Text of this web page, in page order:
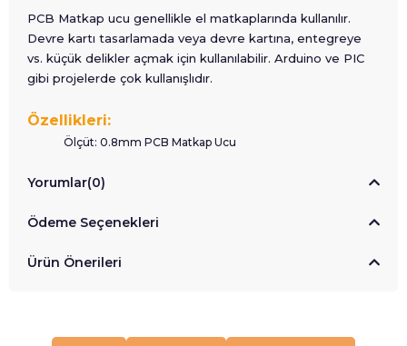
PCB Matkap ucu genellikle el matkaplarında kullanılır.
Devre kartı tasarlamada veya devre kartına, entegreye
vs. küçük delikler açmak için kullanılabilir. Arduino ve PIC
gibi projelerde çok kullanışlıdır.
Özellikleri:
Ölçüt: 0.8mm PCB Matkap Ucu
Yorumlar(0)
Ödeme Seçenekleri
Ürün Önerileri